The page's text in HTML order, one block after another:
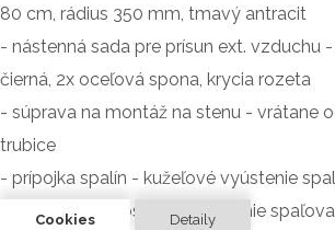
80 cm, rádius 350 mm, tmavý antracit
- nástenná sada pre prísun ext. vzduchu
čierná, 2x oceľová spona, krycia rozeta
- súprava na montáž na stenu - vrátane
trubice
- prípojka spalín - kužeľové vyústenie
- sada pre samostatné pripojenie
Cookies Detaily